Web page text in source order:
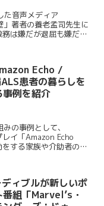
た音声メディア
」著者の養老孟司先生に
は嫌だが退屈も嫌だ』
Echo /
患者の暮らしを
事例を紹介
の事例として、
イ「Amazon Echo
する家族や介助者の活
ィブルが新しいポ
組「Marvel’s・